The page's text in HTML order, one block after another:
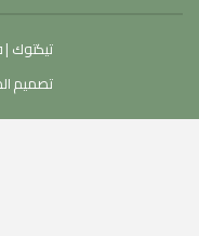
تيكتوك |
تصميم